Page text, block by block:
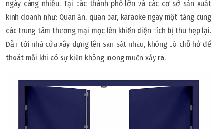
ngày càng nhiều. Tại các thành phố lớn và các cơ sở sản xuất
kinh doanh như: Quán ăn, quán bar, karaoke ngày một tăng cùng
các trung tâm thương mại mọc lên khiến diện tích bị thu hẹp lại.
Dẫn tới nhà cửa xây dựng lên san sát nhau, không có chỗ hở để
thoát mỗi khi có sự kiện không mong muốn xảy ra.